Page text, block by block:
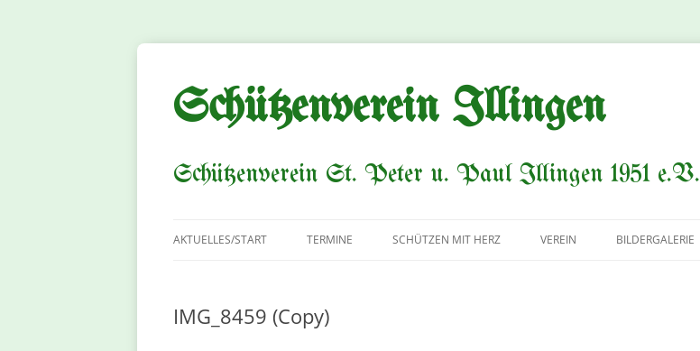
Zum
Schützenverein Illingen
Schützenverein St. Peter u. Paul Illingen 1951 e.V.
AKTUELLES/START TERMINE SCHÜTZEN MIT HERZ VEREIN BILDERGALERIE
IMG_8459 (Copy)